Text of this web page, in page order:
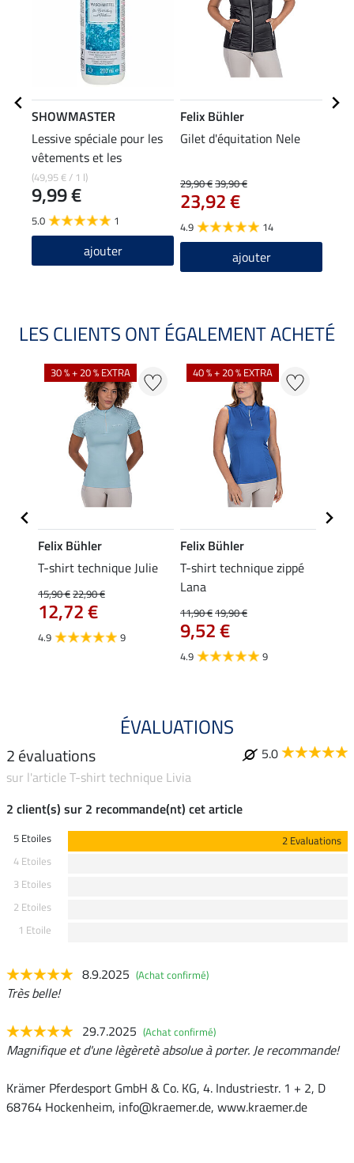
SHOWMASTER
Lessive spéciale pour les
vêtements et les
pantalons d'équitation
(49,95 € / 1 l)
9,99 €
5.0 1
ajouter
Felix Bühler
Gilet d'équitation Nele
29,90 €39,90 €
23,92 €
4.9 14
ajouter
LES CLIENTS ONT ÉGALEMENT ACHETÉ
30 % + 20 % EXTRA
Felix Bühler
T-shirt technique Julie
15,90 €22,90 €
12,72 €
4.9 9
40 % + 20 % EXTRA
Felix Bühler
T-shirt technique zippé
Lana
11,90 €19,90 €
9,52 €
4.9 9
ÉVALUATIONS
2 évaluations
5.0
sur l'article T-shirt technique Livia
2 client(s) sur 2 recommande(nt) cet article
5 Etoiles
2 Evaluations
4 Etoiles
3 Etoiles
2 Etoiles
1 Etoile
8.9.2025 (Achat confirmé)
Très belle!
29.7.2025 (Achat confirmé)
Magnifique et d'une lègèretè absolue à porter. Je recommande!
Krämer Pferdesport GmbH & Co. KG, 4. Industriestr. 1 + 2, D
68764 Hockenheim, info@kraemer.de, www.kraemer.de